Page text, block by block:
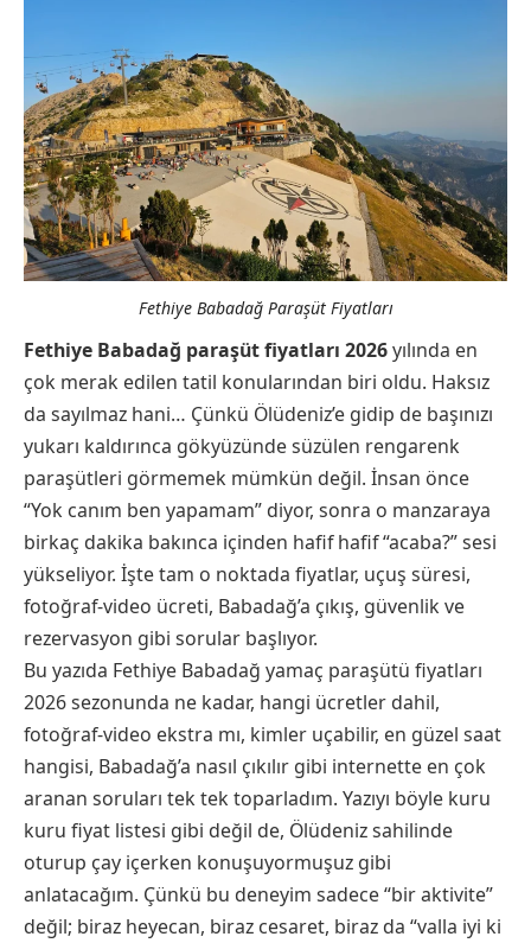
Fethiye Babadağ Paraşüt Fiyatları
Fethiye Babadağ paraşüt fiyatları 2026yılında en
çok merak edilen tatil konularından biri oldu. Haksız
da sayılmaz hani… Çünkü Ölüdeniz’e gidip de başınızı
yukarı kaldırınca gökyüzünde süzülen rengarenk
paraşütleri görmemek mümkün değil. İnsan önce
“Yok canım ben yapamam” diyor, sonra o manzaraya
birkaç dakika bakınca içinden hafif hafif “acaba?” sesi
yükseliyor. İşte tam o noktada fiyatlar, uçuş süresi,
fotoğraf-video ücreti, Babadağ’a çıkış, güvenlik ve
rezervasyon gibi sorular başlıyor.
Bu yazıda Fethiye Babadağ yamaç paraşütü fiyatları
2026 sezonunda ne kadar, hangi ücretler dahil,
fotoğraf-video ekstra mı, kimler uçabilir, en güzel saat
hangisi, Babadağ’a nasıl çıkılır gibi internette en çok
aranan soruları tek tek toparladım. Yazıyı böyle kuru
kuru fiyat listesi gibi değil de, Ölüdeniz sahilinde
oturup çay içerken konuşuyormuşuz gibi
anlatacağım. Çünkü bu deneyim sadece “bir aktivite”
değil; biraz heyecan, biraz cesaret, biraz da “valla iyi ki